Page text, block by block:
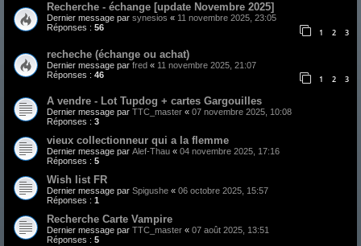
Recherche - échange [update Novembre 2025]
Dernier message par synesios « 11 novembre 2025, 23:05
Réponses : 56 1 2 3
recheche (échange ou achat)
Dernier message par fred « 11 novembre 2025, 21:07
Réponses : 46 1 2 3
A vendre - Lot Tupdog + cartes Gargouilles
Dernier message par TTC_master « 07 novembre 2025, 10:08
Réponses : 3
vieux collectionneur qui a la flemme
Dernier message par Alef-Thau « 04 novembre 2025, 17:16
Réponses : 5
Wish list FR
Dernier message par Spigushe « 06 octobre 2025, 15:57
Réponses : 1
Recherche Carte Vampire
Dernier message par TTC_master « 07 août 2025, 13:51
Réponses : 5